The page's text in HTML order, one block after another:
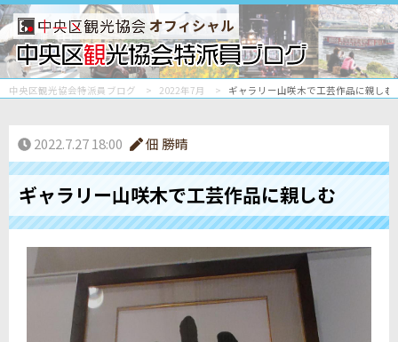
オフィシャル
中央区観光協会特派員ブログ 2022年7月 ギャラリー山咲木で工芸作品に親しむ
2022.7.27 18:00 佃 勝晴
ギャラリー山咲木で工芸作品に親しむ